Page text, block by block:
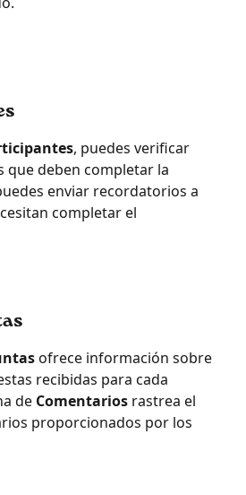
, puedes verificar
que deben completar la
enviar recordatorios a
completar el
ofrece información sobre
recibidas para cada
de Comentarios rastrea el
proporcionados por los